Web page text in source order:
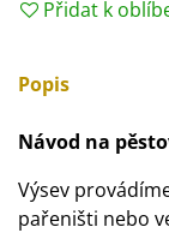
Přidat k
Popis
Návod na
Výsev
pařeništi nebo